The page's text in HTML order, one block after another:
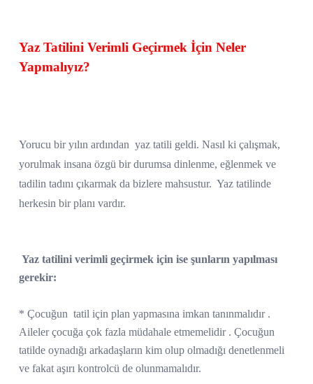
Yaz Tatilini Verimli Geçirmek İçin Neler
Yapmalıyız?
Yorucu bir yılın ardından yaz tatili geldi. Nasıl ki çalışmak,
yorulmak insana özgü bir durumsa dinlenme, eğlenmek ve
tadilin tadını çıkarmak da bizlere mahsustur. Yaz tatilinde
herkesin bir planı vardır.
Yaz tatilini verimli geçirmek için ise şunların yapılması
gerekir:
* Çocuğun tatil için plan yapmasına imkan tanınmalıdır .
Aileler çocuğa çok fazla müdahale etmemelidir . Çocuğun
tatilde oynadığı arkadaşların kim olup olmadığı denetlenmeli
ve fakat aşırı kontrolcü de olunmamalıdır.